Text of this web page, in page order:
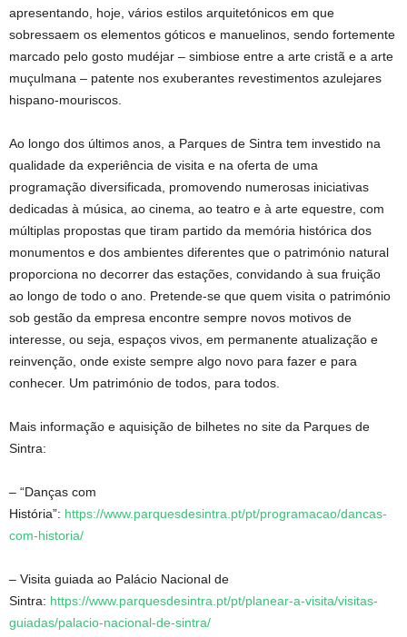
apresentando, hoje, vários estilos arquitetónicos em que
sobressaem os elementos góticos e manuelinos, sendo fortemente
marcado pelo gosto mudéjar – simbiose entre a arte cristã e a arte
muçulmana – patente nos exuberantes revestimentos azulejares
hispano-mouriscos.
Ao longo dos últimos anos, a Parques de Sintra tem investido na
qualidade da experiência de visita e na oferta de uma
programação diversificada, promovendo numerosas iniciativas
dedicadas à música, ao cinema, ao teatro e à arte equestre, com
múltiplas propostas que tiram partido da memória histórica dos
monumentos e dos ambientes diferentes que o património natural
proporciona no decorrer das estações, convidando à sua fruição
ao longo de todo o ano. Pretende-se que quem visita o património
sob gestão da empresa encontre sempre novos motivos de
interesse, ou seja, espaços vivos, em permanente atualização e
reinvenção, onde existe sempre algo novo para fazer e para
conhecer. Um património de todos, para todos.
Mais informação e aquisição de bilhetes no site da Parques de
Sintra:
– “Danças com
História”: https://www.parquesdesintra.pt/pt/programacao/dancas-
com-historia/
– Visita guiada ao Palácio Nacional de
Sintra: https://www.parquesdesintra.pt/pt/planear-a-visita/visitas-
guiadas/palacio-nacional-de-sintra/